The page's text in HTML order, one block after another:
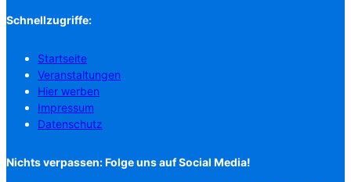
Schnellzugriffe:
Startseite
Veranstaltungen
Hier werben
Impressum
Datenschutz
Nichts verpassen: Folge uns auf Social Media!